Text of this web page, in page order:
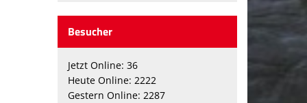
Besucher
Jetzt Online: 36
Heute Online: 2222
Gestern Online: 2287